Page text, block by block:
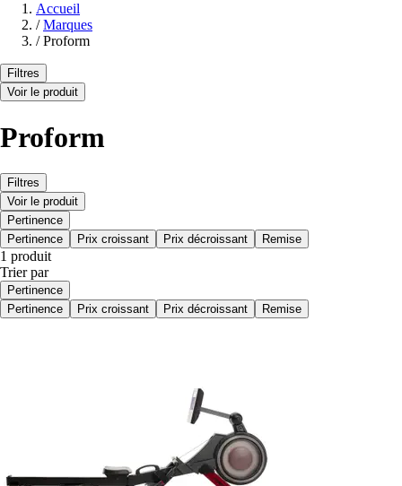
Accueil
/ Marques
/ Proform
Filtres
Voir le produit
Proform
Filtres
Voir le produit
Pertinence
Pertinence
Prix croissant Prix décroissant Remise
1 produit
Trier par
Pertinence
Pertinence
Prix croissant Prix décroissant Remise